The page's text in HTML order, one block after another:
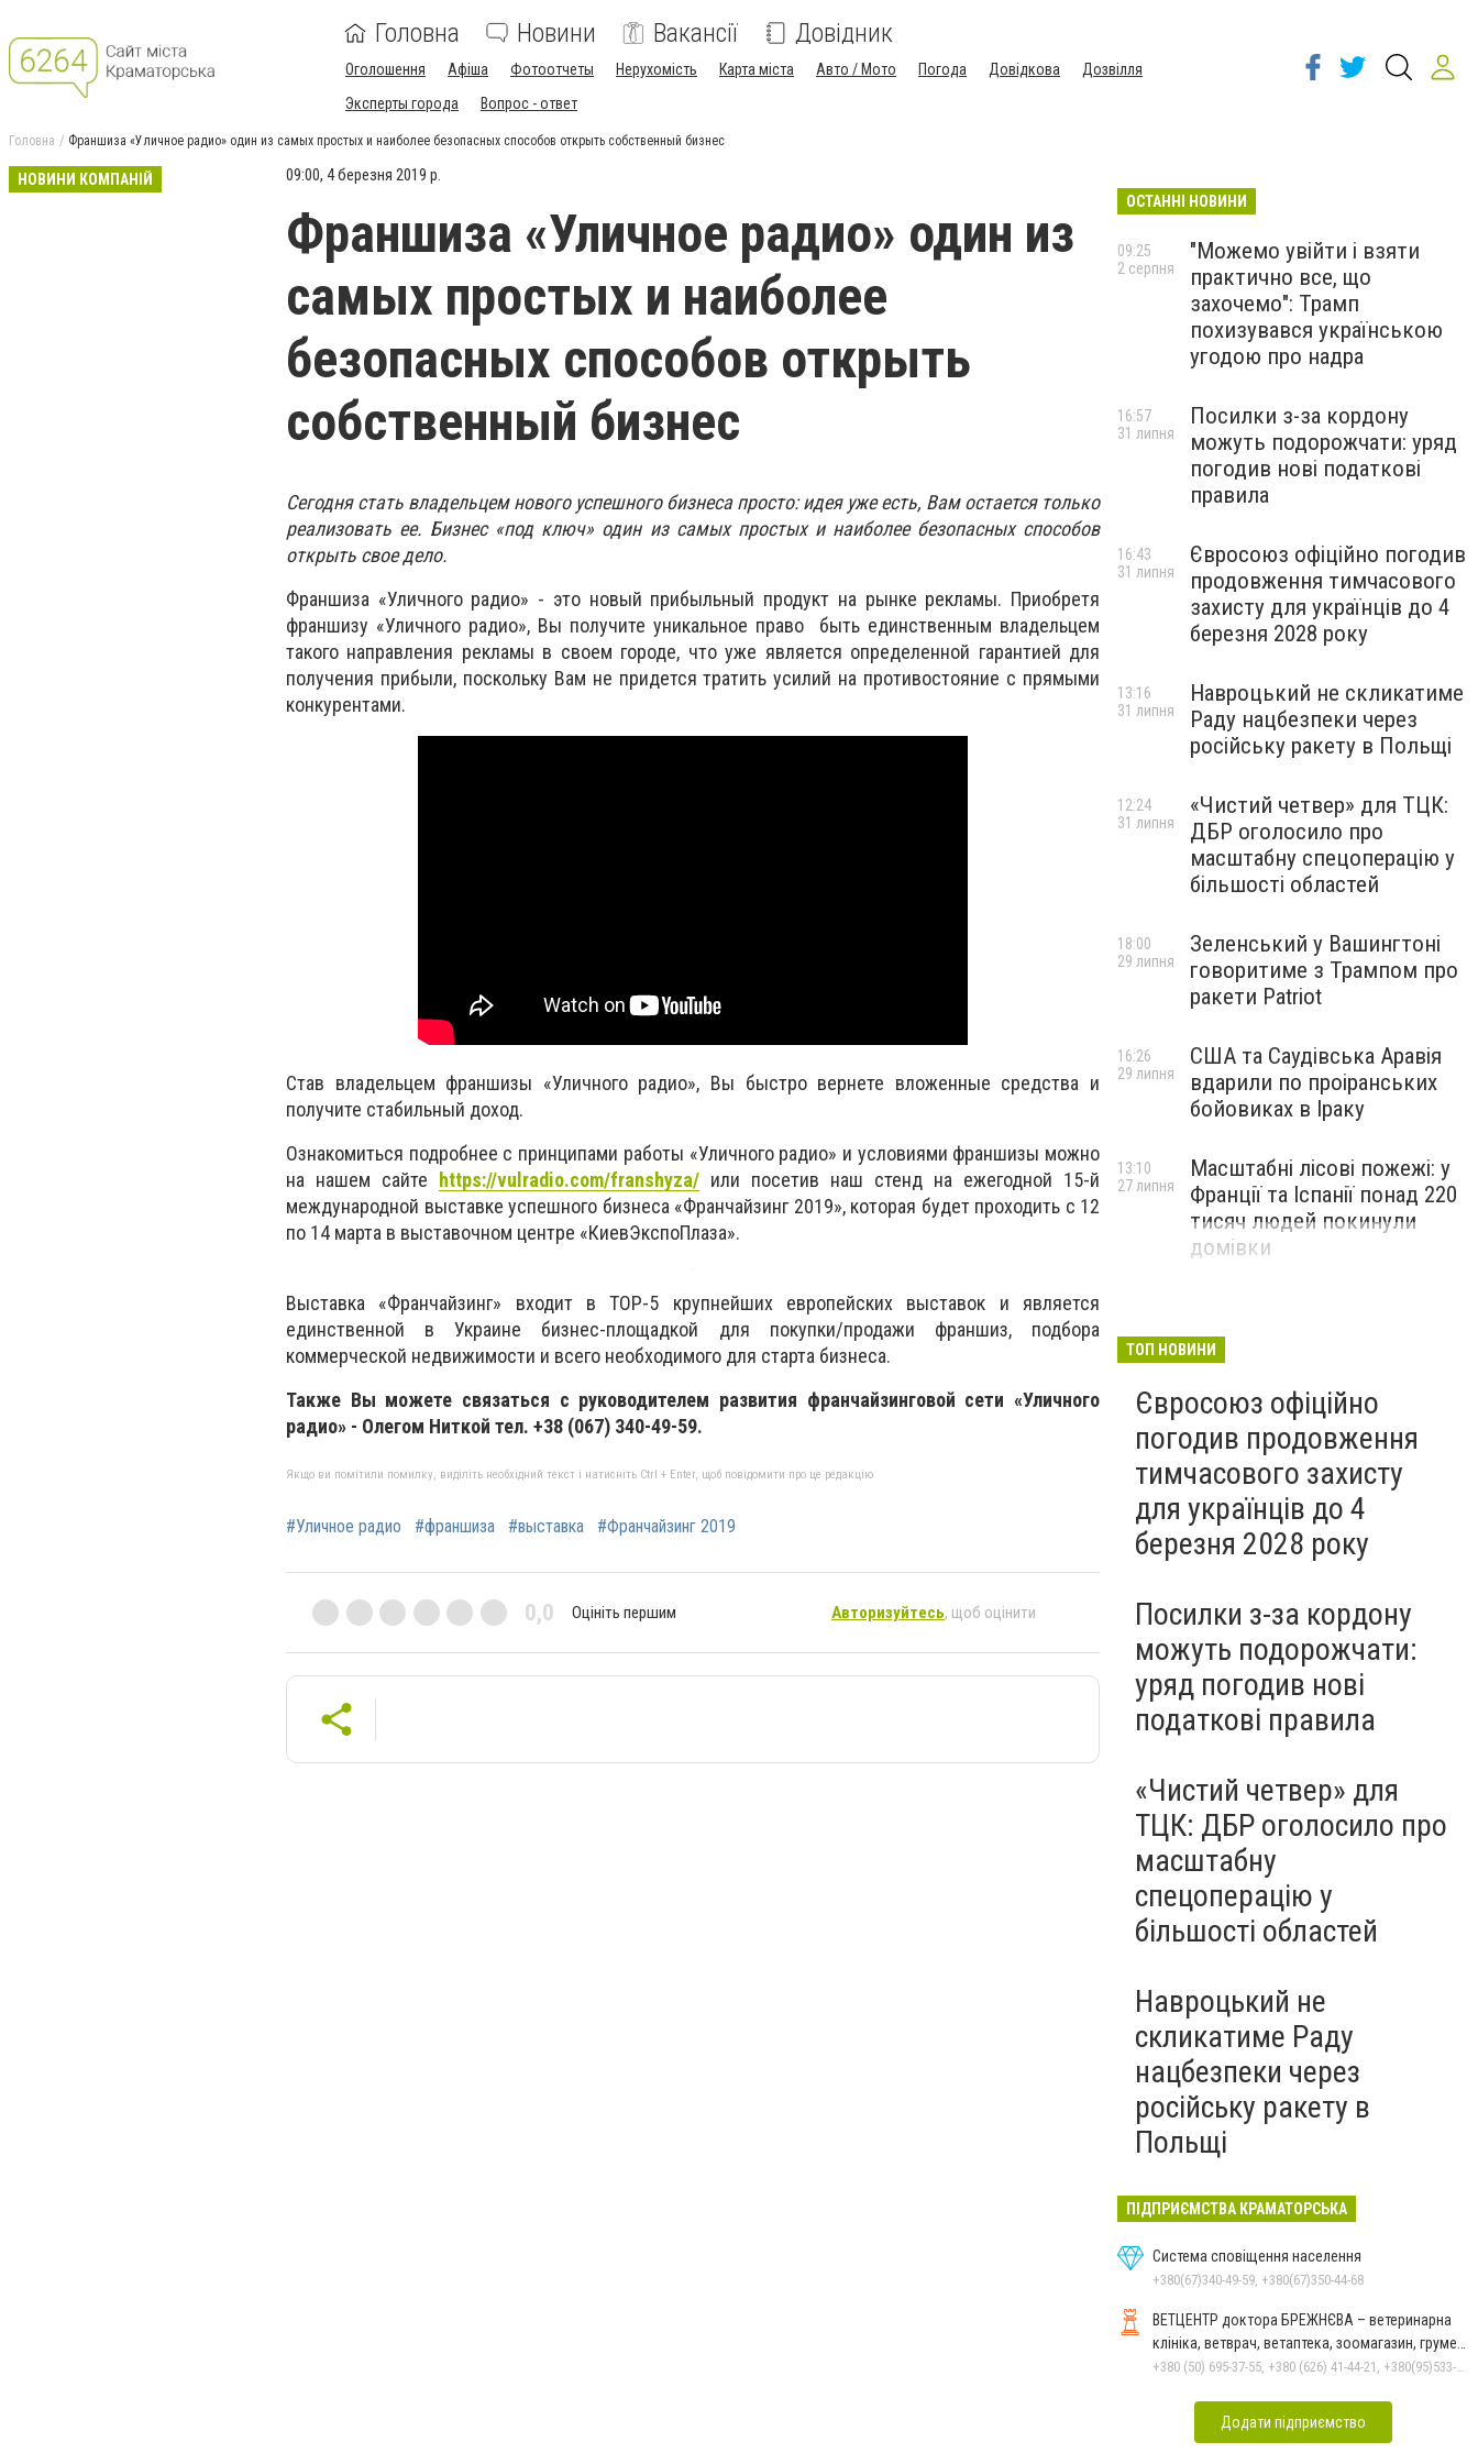
Головна Новини Вакансії Довідник
Оголошення Афіша Фотоотчеты Нерухомість Карта міста Авто / Мото Погода Довідкова
Дозвілля
Эксперты города
Вопрос - ответ
Головна Франшиза «Уличное радио» один из самых простых и наиболее безопасных способов открыть собственный бизнес
НОВИНИ КОМПАНІЙ 09:00, 4 березня 2019 р.
Франшиза «Уличное радио» один из
самых простых и наиболее
безопасных способов открыть
собственный бизнес
Сегодня стать владельцем нового успешного бизнеса просто: идея уже есть, Вам остается только
реализовать ее. Бизнес «под ключ» один из самых простых и наиболее безопасных способов
открыть свое дело.
Франшиза «Уличного радио» - это новый прибыльный продукт на рынке рекламы. Приобретя
франшизу «Уличного радио», Вы получите уникальное право быть единственным владельцем
такого направления рекламы в своем городе, что уже является определенной гарантией для
получения прибыли, поскольку Вам не придется тратить усилий на противостояние с прямыми
конкурентами.
Став владельцем франшизы «Уличного радио», Вы быстро вернете вложенные средства и
получите стабильный доход.
Ознакомиться подробнее с принципами работы «Уличного радио» и условиями франшизы можно
на нашем сайте https://vulradio.com/franshyza/ или посетив наш стенд на ежегодной 15-й
международной выставке успешного бизнеса «Франчайзинг 2019», которая будет проходить с 12
по 14 марта в выставочном центре «КиевЭкспоПлаза».
Выставка «Франчайзинг» входит в ТОР-5 крупнейших европейских выставок и является
единственной в Украине бизнес-площадкой для покупки/продажи франшиз, подбора
коммерческой недвижимости и всего необходимого для старта бизнеса.
Также Вы можете связаться с руководителем развития франчайзинговой сети «Уличного
радио» - Олегом Hиткой тел. +38 (067) 340-49-59.
Якщо ви помітили помилку, виділіть необхідний текст і натисніть Ctrl + Enter, щоб повідомити про це редакцію
#Уличное радио #франшиза #выставка #Франчайзинг 2019
0,0 Оцініть першим Авторизуйтесь, щоб оцінити
ОСТАННІ НОВИНИ
"Можемо увійти і взяти
практично все, що
захочемо": Трамп
похизувався українською
угодою про надра
09:25
2 серпня
Посилки з-за кордону
можуть подорожчати: уряд
погодив нові податкові
правила
16:57
31 липня
Євросоюз офіційно погодив
продовження тимчасового
захисту для українців до 4
березня 2028 року
16:43
31 липня
Навроцький не скликатиме
Раду нацбезпеки через
російську ракету в Польщі
13:16
31 липня
«Чистий четвер» для ТЦК:
ДБР оголосило про
масштабну спецоперацію у
більшості областей
12:24
31 липня
Зеленський у Вашингтоні
говоритиме з Трампом про
ракети Patriot
18:00
29 липня
США та Саудівська Аравія
вдарили по проіранських
бойовиках в Іраку
16:26
29 липня
Масштабні лісові пожежі: у
Франції та Іспанії понад 220
тисяч людей покинули
домівки
13:10
27 липня
ТОП НОВИНИ
Євросоюз офіційно
погодив продовження
тимчасового захисту
для українців до 4
березня 2028 року
Посилки з-за кордону
можуть подорожчати:
уряд погодив нові
податкові правила
«Чистий четвер» для
ТЦК: ДБР оголосило про
масштабну
спецоперацію у
більшості областей
Навроцький не
скликатиме Раду
нацбезпеки через
російську ракету в
Польщі
ПІДПРИЄМСТВА КРАМАТОРСЬКА
Система сповіщення населення
+380(67)340-49-59, +380(67)350-44-68
ВЕТЦЕНТР доктора БРЕЖНЄВА – ветеринарна
клініка, ветврач, ветаптека, зоомагазин, грумер,
стрижки.
+380 (50) 695-37-55, +380 (626) 41-44-21, +380(95)533-90-03
Додати підприємство